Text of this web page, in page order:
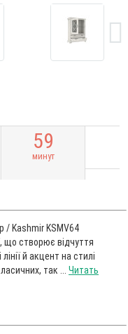
59
минут
/ Kashmir KSMV64
що створює відчуття
й акцент на стилі
так ... Читать